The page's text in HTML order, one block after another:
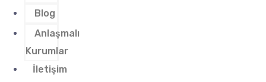
Blog
Anlaşmalı
Kurumlar
İletişim